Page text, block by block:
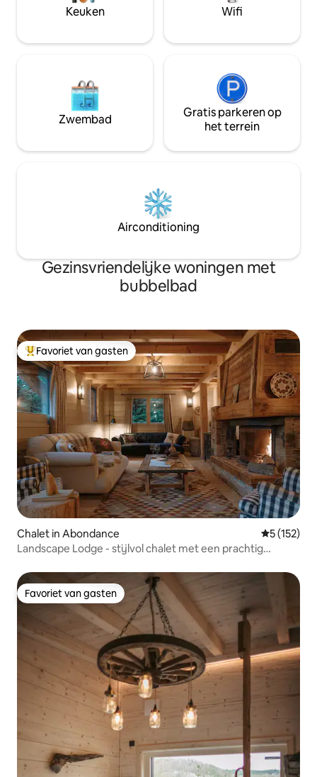
We hebben een bubbelbad op het terras
Keuken Wifi
Zwembad
Gratis parkeren op
het terrein
Airconditioning
Gezinsvriendelijke woningen met
bubbelbad
Topfavoriet van gasten
Favoriet van gasten
Chalet in Abondance
5 (152)
Landscape Lodge - stijlvol chalet met een prachtig
Favoriet van gasten
Favoriet van gasten